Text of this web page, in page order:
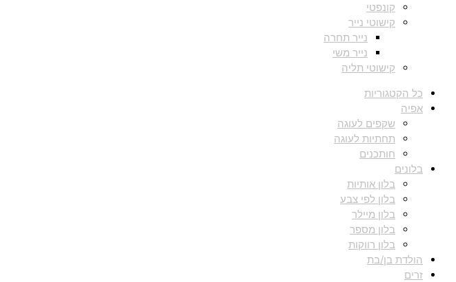
קונפטי
קישוטי נייר
נייר תחרה
נייר משי
קישוטי תליה
כל הקטגוריות
אפיה
שקפים לעוגה
תחתיות לעוגה
חותכנים
בלונים
בלון אותיות
בלון לפי צבע
בלון מיילר
בלון מספר
בלון רווקות
הולדת בן/בת
זרים